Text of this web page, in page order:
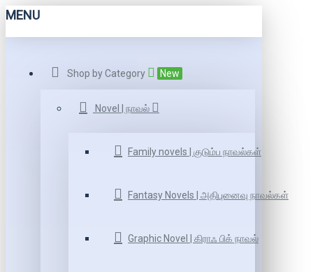
MENU
Shop by Category New
Novel | நாவல்
Family novels | குடும்ப நாவல்கள்
Fantasy Novels | அதிபுனைவு நாவல்கள்
Graphic Novel | கிராஃ பிக் நாவல்